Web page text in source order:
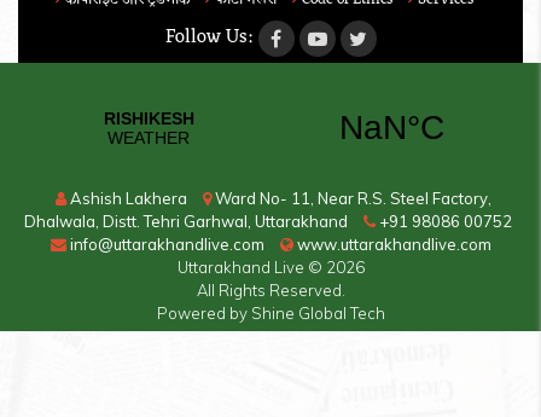
Follow Us:
Ashish Lakhera
Ward No- 11, Near R.S. Steel Factory,
Dhalwala, Distt. Tehri Garhwal, Uttarakhand
+91 98086 00752
info@uttarakhandlive.com
www.uttarakhandlive.com
Uttarakhand Live © 2026
All Rights Reserved.
Powered by Shine Global Tech